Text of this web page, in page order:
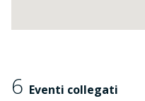
6 Eventi collegati